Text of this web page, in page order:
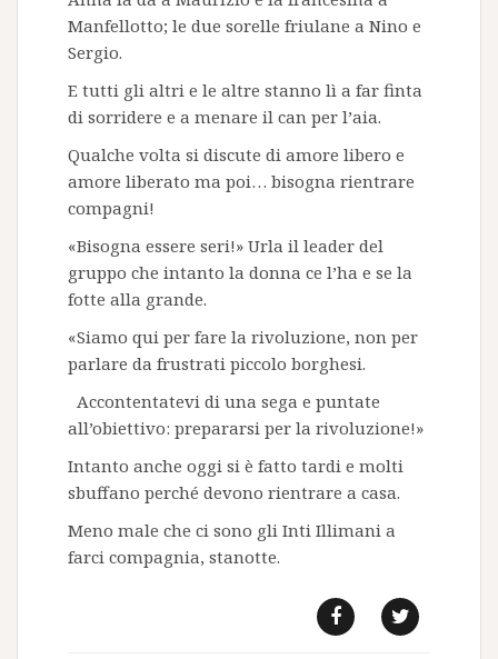
Manfellotto; le due sorelle friulane a Nino e
Sergio.
E tutti gli altri e le altre stanno lì a far finta
di sorridere e a menare il can per l’aia.
Qualche volta si discute di amore libero e
amore liberato ma poi… bisogna rientrare
compagni!
«Bisogna essere seri!» Urla il leader del
gruppo che intanto la donna ce l’ha e se la
fotte alla grande.
«Siamo qui per fare la rivoluzione, non per
parlare da frustrati piccolo borghesi.
Accontentatevi di una sega e puntate
all’obiettivo: prepararsi per la rivoluzione!»
Intanto anche oggi si è fatto tardi e molti
sbuffano perché devono rientrare a casa.
Meno male che ci sono gli Inti Illimani a
farci compagnia, stanotte.